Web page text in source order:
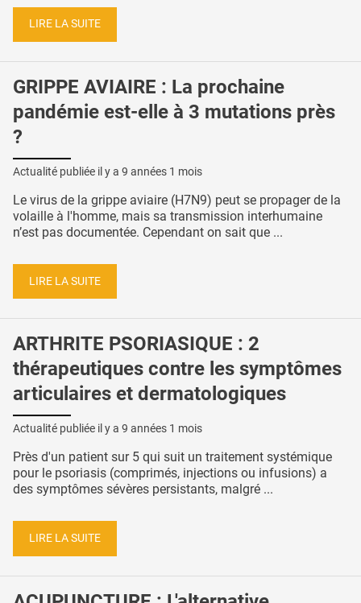
LIRE LA SUITE
GRIPPE AVIAIRE : La prochaine
pandémie est-elle à 3 mutations près
?
Actualité publiée il y a 9 années 1 mois
Le virus de la grippe aviaire (H7N9) peut se propager de la
volaille à l'homme, mais sa transmission interhumaine
n’est pas documentée. Cependant on sait que ...
LIRE LA SUITE
ARTHRITE PSORIASIQUE : 2
thérapeutiques contre les symptômes
articulaires et dermatologiques
Actualité publiée il y a 9 années 1 mois
Près d'un patient sur 5 qui suit un traitement systémique
pour le psoriasis (comprimés, injections ou infusions) a
des symptômes sévères persistants, malgré ...
LIRE LA SUITE